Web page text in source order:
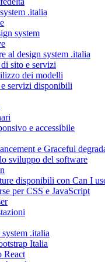
.italia
system
al design system .italia
sito e servizi
dei modelli
servizi disponibili
e accessibile
e Graceful
sviluppo del software
disponibili con Can I
per CSS e JavaScript
.italia
Italia
React